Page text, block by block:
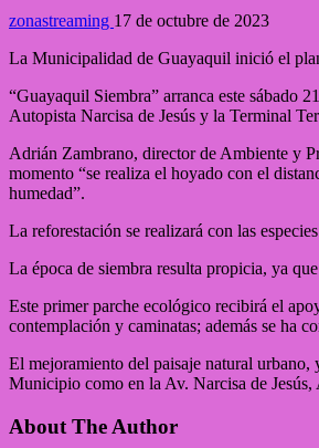
zonastreaming 17 de octubre de 2023
La Municipalidad de Guayaquil inició el
“Guayaquil Siembra” arranca este sábado
Autopista Narcisa de Jesús y la Terminal
Adrián Zambrano, director de Ambiente y
momento “se realiza el hoyado con el
humedad”.
La reforestación se realizará con las
La época de siembra resulta propicia, ya
Este primer parche ecológico recibirá el
contemplación y caminatas; además se ha
El mejoramiento del paisaje natural urbano,
Municipio como en la Av. Narcisa de
About The Author